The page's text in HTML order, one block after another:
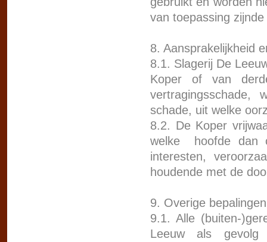
van toepassing
8. Aansprakelijkheid
8.1. Slagerij De
Koper of van
vertragingsschade,
schade, uit welke
8.2. De Koper
welke hoofde dan
interesten,
houdende met de
9. Overige bepalingen
9.1. Alle (buiten-
Leeuw als